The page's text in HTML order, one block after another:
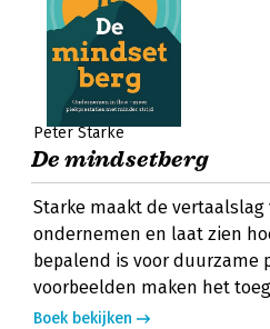
Peter Starke
De mindsetberg
Starke maakt de
ondernemen en laat zien
bepalend is voor duurzame
voorbeelden maken het
Boek bekijken